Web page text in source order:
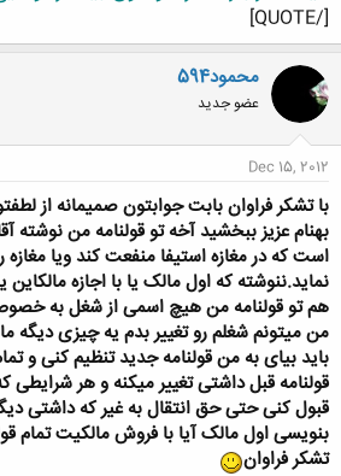
[/QUOTE]
محمود594
عضو جدید
Dec 15, 2012
با تشکر فراوان بابت جوابتون صمیمانه از
بهنام عزیز ببخشید آخه تو قولنامه من
است که در مغازه استیفا منفعت کند ویا مغازه
نماید.ننوشته که اول مالک یا با اجازه
هم تو قولنامه من هیچ اسمی از شغل به خصوص
من میتونم شغلم رو تغییر بدم یه چیزی دیگه
باید بیای به من قولنامه جدید تنظیم کنی و
قولنامه قبل داشتی تغییر میکنه و هر شرایطی
قبول کنی حتی حق انتقال به غیر که داشتی
بنویسی اول مالک آیا با فروش مالکیت تمام
تشکر فراوان